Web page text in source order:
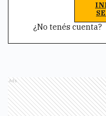
¿No tenés cuenta?
Ads